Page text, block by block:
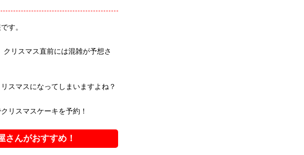
す。
リスマス直前には混雑が予想さ
スマスになってしまいますよね？
リスマスケーキを予約！
んがおすすめ！